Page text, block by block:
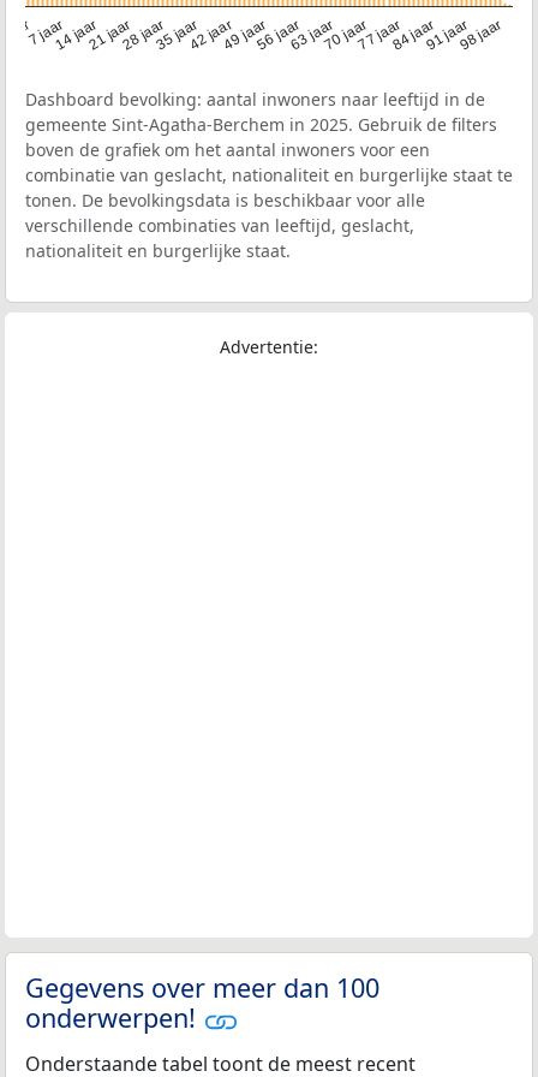
7 jaar14 jaar21 jaar28 jaar35 jaar42 jaar49 jaar56 jaar63 jaar70 jaar77 jaar84 jaar91 jaar98 jaar
Dashboard bevolking: aantal inwoners naar leeftijd in de
gemeente Sint-Agatha-Berchem in 2025. Gebruik de filters
boven de grafiek om het aantal inwoners voor een
combinatie van geslacht, nationaliteit en burgerlijke staat te
tonen. De bevolkingsdata is beschikbaar voor alle
verschillende combinaties van leeftijd, geslacht,
nationaliteit en burgerlijke staat.
Advertentie:
Gegevens over meer dan 100
onderwerpen!
Onderstaande tabel toont de meest recent